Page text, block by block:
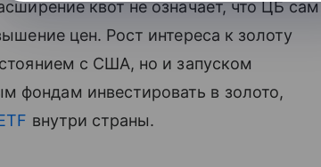
квот не означает, что ЦБ сам
цен. Рост интереса к золоту
с США, но и запуском
фондам инвестировать в золото,
внутри страны.